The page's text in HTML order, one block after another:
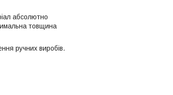
абсолютно
товщина
ручних виробів.